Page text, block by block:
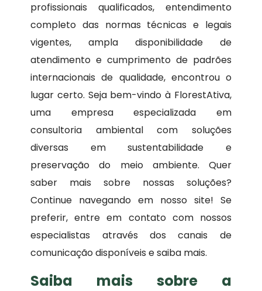
profissionais qualificados, entendimento
completo das normas técnicas e legais
vigentes, ampla disponibilidade de
atendimento e cumprimento de padrões
internacionais de qualidade, encontrou o
lugar certo. Seja bem-vindo à FlorestAtiva,
uma empresa especializada em
consultoria ambiental com soluções
diversas em sustentabilidade e
preservação do meio ambiente. Quer
saber mais sobre nossas soluções?
Continue navegando em nosso site! Se
preferir, entre em contato com nossos
especialistas através dos canais de
comunicação disponíveis e saiba mais.
Saiba mais sobre a